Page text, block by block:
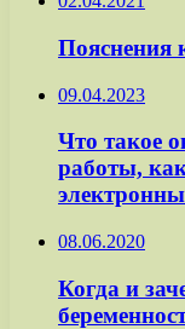
Пояснения
09.04.2023
Что такое
работы,
08.06.2020
Когда и